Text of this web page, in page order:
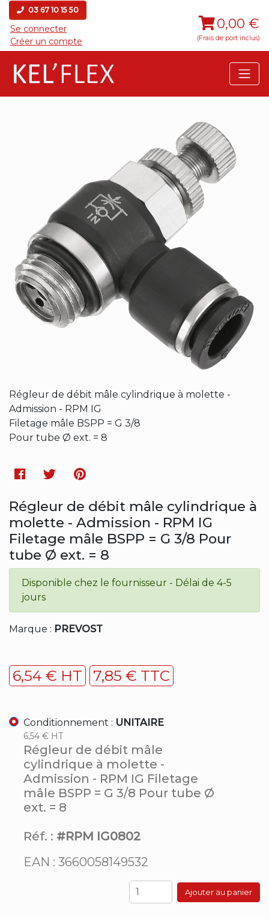
03 67 10 15 50
Se connecter
Créer un compte
0,00 €
(Frais de port inclus)
Régleur de débit mâle cylindrique à molette -
Admission - RPM IG
Filetage mâle BSPP = G 3/8
Pour tube Ø ext. = 8
Facebook
TwitterPinterest
Régleur de débit mâle cylindrique à
molette - Admission - RPM IG
Filetage mâle BSPP = G 3/8 Pour
tube Ø ext. = 8
Disponible chez le fournisseur - Délai de 4-5
jours
Marque : PREVOST
6,54 € HT 7,85 € TTC
Conditionnement : UNITAIRE
6,54 € HT
Régleur de débit mâle
cylindrique à molette -
Admission - RPM IG Filetage
mâle BSPP = G 3/8 Pour tube Ø
ext. = 8
Réf. : #RPM IG0802
EAN : 3660058149532
Ajouter au panier